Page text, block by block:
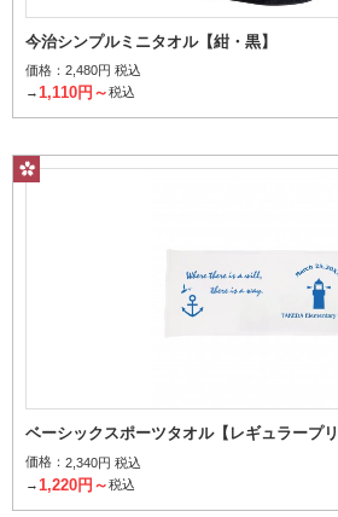
今治シンプルミニタオル【紺・黒】
価格： 2,480円 税込
→1,110円～税込
ベーシックスポーツタオル【レギュラープリ
価格： 2,340円 税込
→ 1,220円～税込